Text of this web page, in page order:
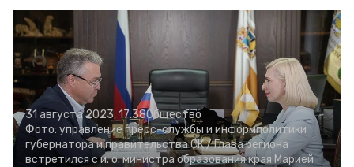
31 августа 2023, 17:38Общество
Фото: управление пресс-службы и информполитики
губернатора и правительства СК /Глава региона
встретился с и. о. министра образования края Марией